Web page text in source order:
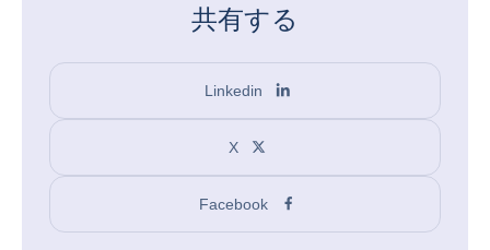
共有する
Linkedin
X
Facebook